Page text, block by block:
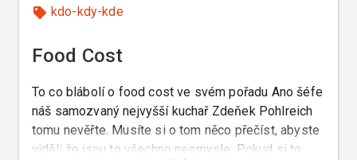
kdo-kdy-kde
Food Cost
To co blábolí o food cost ve svém pořadu Ano šéfe
náš samozvaný nejvyšší kuchař Zdeňek Pohlreich
tomu nevěřte. Musíte si o tom něco přečíst, abyste
viděli že jsou to všechno nesmysle. Pokud si to